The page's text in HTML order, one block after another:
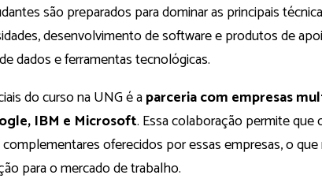
são preparados para dominar as principais
desenvolvimento de software e produtos de
dados e ferramentas tecnológicas.
do curso na UNG é aparceria com empresas
IBM e Microsoft. Essa colaboração permite que
oferecidos por essas empresas, o
para o mercado de trabalho.